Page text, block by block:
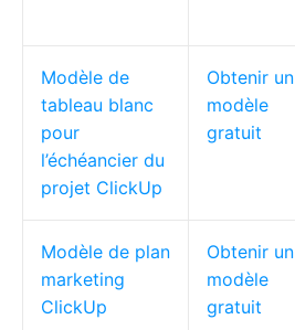
Modèle de
tableau blanc
pour
l’échéancier du
projet ClickUp
Obtenir un
modèle
gratuit
Modèle de plan
marketing
ClickUp
Obtenir un
modèle
gratuit